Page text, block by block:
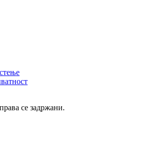
се задржани.